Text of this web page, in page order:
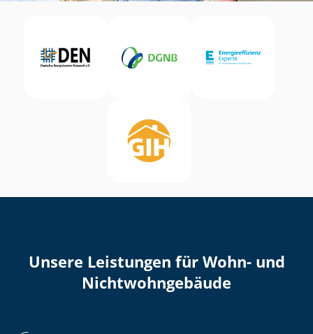
Unsere Leistungen für Wohn- und
Nicht­wohn­ge­bäu­de